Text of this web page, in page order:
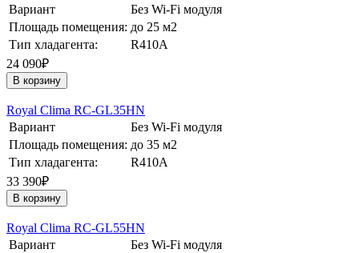
Вариант
Без Wi-Fi модуля
Площадь помещения: до 25 м2
Тип хладагента:
R410A
24 090₽
В корзину
Royal Clima RC-GL35HN
Вариант
Без Wi-Fi модуля
Площадь помещения: до 35 м2
Тип хладагента:
R410A
33 390₽
В корзину
Royal Clima RC-GL55HN
Вариант
Без Wi-Fi модуля